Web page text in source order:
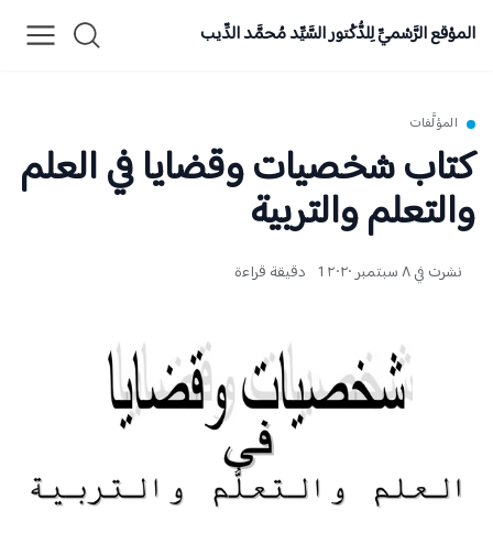
الرَّسْميِّ لِلدُّكْتور السَّيِّد مُحمَّد الدِّيب
شخصيات وقضايا في العلم
والتربية
٨ سبتمبر ٢٠٢٠ 1 دقيقة قراءة